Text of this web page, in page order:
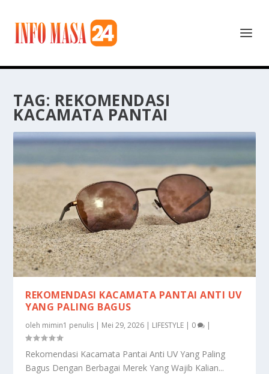
TAG: REKOMENDASI
KACAMATA PANTAI
REKOMENDASI KACAMATA PANTAI ANTI UV
YANG PALING BAGUS
oleh mimin1 penulis | Mei 29, 2026 | LIFESTYLE | 0 |
Rekomendasi Kacamata Pantai Anti UV Yang Paling
Bagus Dengan Berbagai Merek Yang Wajib Kalian...